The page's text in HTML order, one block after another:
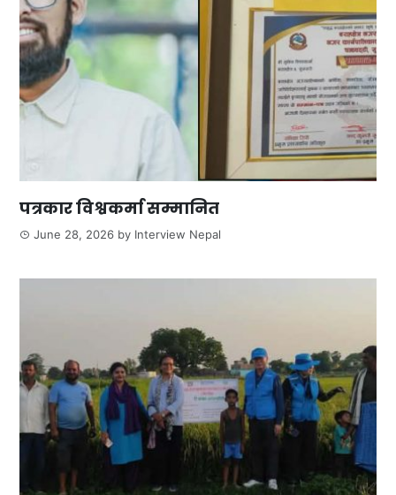
पत्रकार विश्वकर्मा सम्मानित
June 28, 2026 by Interview Nepal